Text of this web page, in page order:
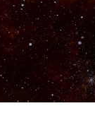
人工自我とは
研究成果